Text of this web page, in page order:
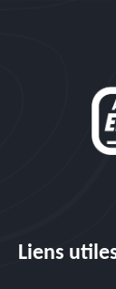
Liens